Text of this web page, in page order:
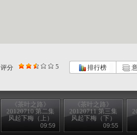
评分 5 排行榜
《茶叶之路》
20120710 第二集
风起下梅（上）
09:59
《茶叶之路》
20120711 第三集
风起下梅（下）
09:55